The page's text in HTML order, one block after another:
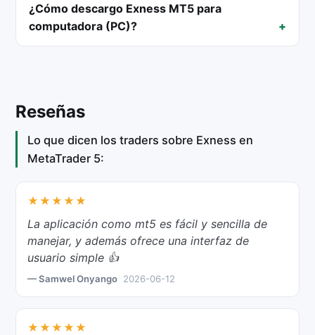
¿Cómo descargo Exness MT5 para
computadora (PC)?
Reseñas
Lo que dicen los traders sobre Exness en
MetaTrader 5:
★★★★★
La aplicación como mt5 es fácil y sencilla de
manejar, y además ofrece una interfaz de
usuario simple 👍
— Samwel Onyango 2026-06-12
★★★★★